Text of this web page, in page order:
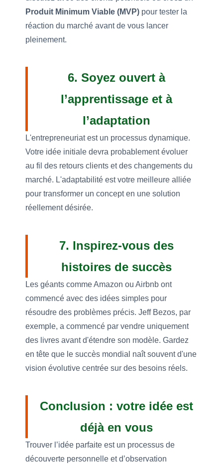
Produit Minimum Viable (MVP) pour tester la
réaction du marché avant de vous lancer
pleinement.
6. Soyez ouvert à
l’apprentissage et à
l’adaptation
L'entrepreneuriat est un processus dynamique.
Votre idée initiale devra probablement évoluer
au fil des retours clients et des changements du
marché. L'adaptabilité est votre meilleure alliée
pour transformer un concept en une solution
réellement désirée.
7. Inspirez-vous des
histoires de succès
Les géants comme Amazon ou Airbnb ont
commencé avec des idées simples pour
résoudre des problèmes précis. Jeff Bezos, par
exemple, a commencé par vendre uniquement
des livres avant d'étendre son modèle. Gardez
en tête que le succès mondial naît souvent d'une
vision évolutive centrée sur des besoins réels.
Conclusion : votre idée est
déjà en vous
Trouver l’idée parfaite est un processus de
découverte personnelle et d’observation